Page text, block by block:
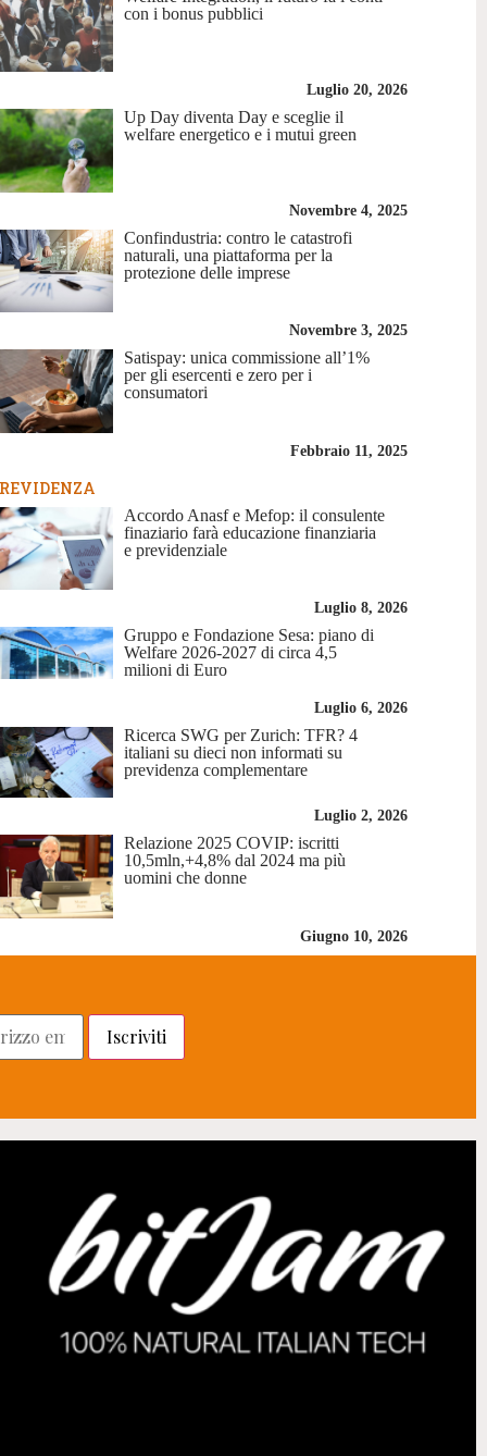
con i bonus pubblici
Luglio 20, 2026
Up Day diventa Day e sceglie il
welfare energetico e i mutui green
Novembre 4, 2025
Confindustria: contro le catastrofi
naturali, una piattaforma per la
protezione delle imprese
Novembre 3, 2025
Satispay: unica commissione all’1%
per gli esercenti e zero per i
consumatori
Febbraio 11, 2025
Accordo Anasf e Mefop: il consulente
finaziario farà educazione finanziaria
e previdenziale
Luglio 8, 2026
Gruppo e Fondazione Sesa: piano di
Welfare 2026-2027 di circa 4,5
milioni di Euro
Luglio 6, 2026
Ricerca SWG per Zurich: TFR? 4
italiani su dieci non informati su
previdenza complementare
Luglio 2, 2026
Relazione 2025 COVIP: iscritti
10,5mln,+4,8% dal 2024 ma più
uomini che donne
Giugno 10, 2026